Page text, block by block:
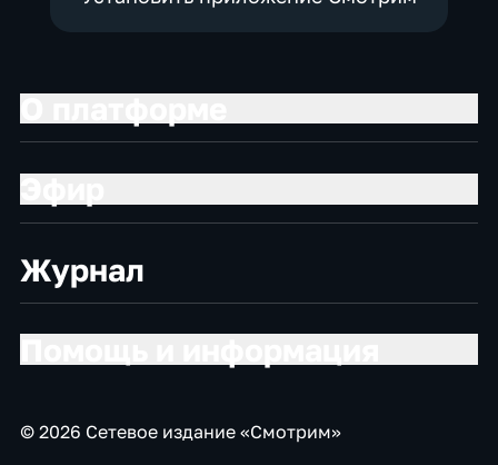
Журнал
© 2026 Сетевое издание «Смотрим»